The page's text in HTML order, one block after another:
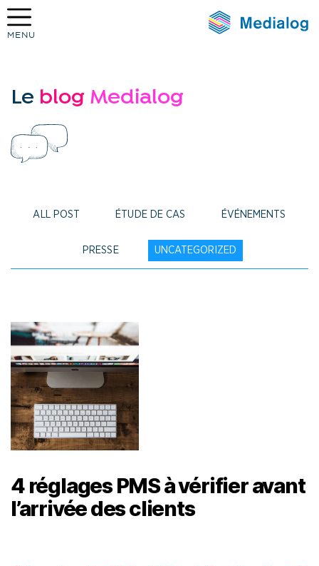
MENU
Le blog Medialog
ALL POST ÉTUDE DE CAS ÉVÉNEMENTS
PRESSE UNCATEGORIZED
4 réglages PMS à vérifier avant
l’arrivée des clients